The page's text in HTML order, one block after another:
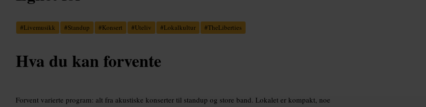
#Livemusikk #Standup #Konsert #Uteliv #Lokalkultur #TheLiberties
Hva du kan forvente
Forvent varierte program: alt fra akustiske konserter til standup og store band. Lokalet er kompakt, noe